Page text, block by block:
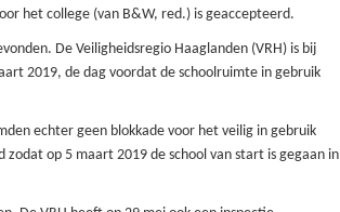
het college (van B&W, red.) is geaccepteerd.
De Veiligheidsregio Haaglanden (VRH) is bij
2019, de dag voordat de schoolruimte in gebruik
echter geen blokkade voor het veilig in gebruik
op 5 maart 2019 de school van start is gegaan in